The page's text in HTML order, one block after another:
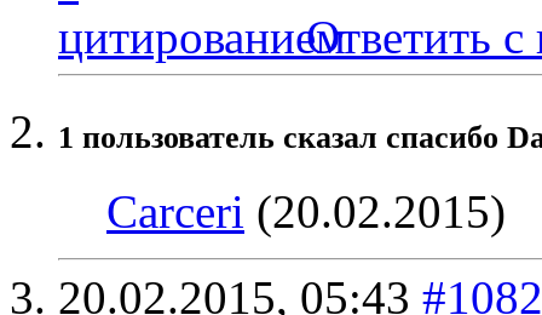
Ответить с
1 пользователь сказал cпасибо
Carceri (20.02.2015)
20.02.2015, 05:43 #1082